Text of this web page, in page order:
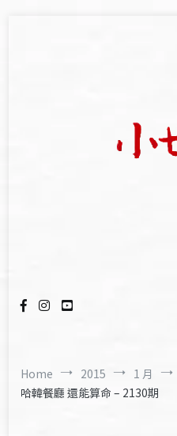
Home 2015 1 月
哈韓餐廳 還能算命 – 2130期